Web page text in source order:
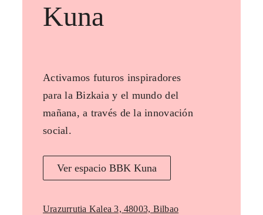
Kuna
Activamos futuros inspiradores
para la Bizkaia y el mundo del
mañana, a través de la innovación
social.
Ver espacio BBK Kuna
Urazurrutia Kalea 3, 48003, Bilbao